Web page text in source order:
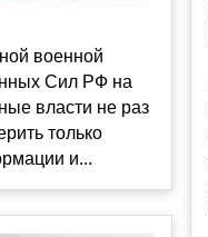
военной
Сил РФ на
власти не раз
только
и...